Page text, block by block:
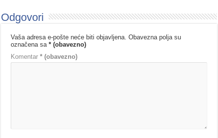
Odgovori
Vaša adresa e-pošte neće biti objavljena. Obavezna polja su
označena sa* (obavezno)
Komentar* (obavezno)